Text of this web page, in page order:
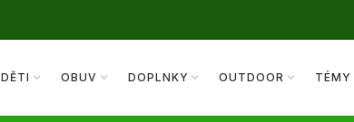
DĚTI OBUV DOPLNKY OUTDOOR TÉMY